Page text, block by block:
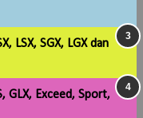
LSX, SGX, LGX dan
GLX, Exceed, Sport,